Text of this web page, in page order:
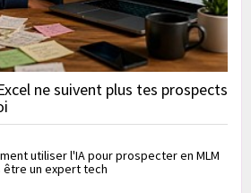
ne suivent plus tes prospects
utiliser l'IA pour prospecter en MLM
être un expert tech